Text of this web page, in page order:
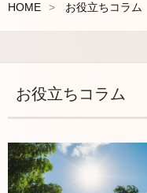
HOME お役立ちコラム
お役立ちコラム